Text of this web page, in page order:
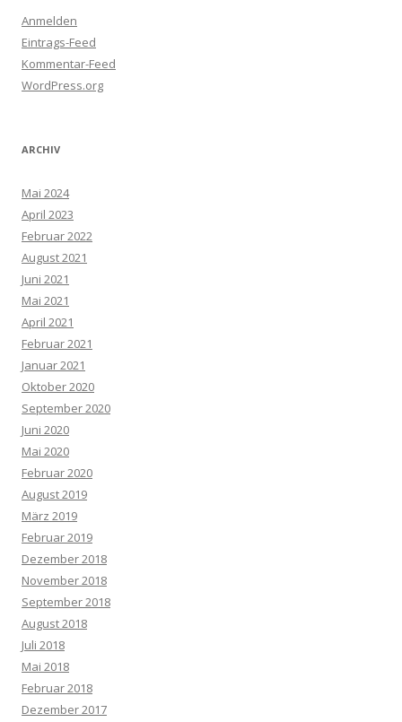
Anmelden
Eintrags-Feed
Kommentar-Feed
WordPress.org
ARCHIV
Mai 2024
April 2023
Februar 2022
August 2021
Juni 2021
Mai 2021
April 2021
Februar 2021
Januar 2021
Oktober 2020
September 2020
Juni 2020
Mai 2020
Februar 2020
August 2019
März 2019
Februar 2019
Dezember 2018
November 2018
September 2018
August 2018
Juli 2018
Mai 2018
Februar 2018
Dezember 2017